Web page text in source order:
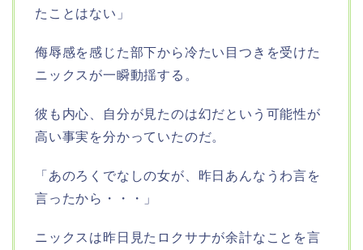
たことはない」
侮辱感を感じた部下から冷たい目つきを受けた
ニックスが一瞬動揺する。
彼も内心、自分が見たのは幻だという可能性が
高い事実を分かっていたのだ。
「あのろくでなしの女が、昨日あんなうわ言を
言ったから・・・」
ニックスは昨日見たロクサナが余計なことを言